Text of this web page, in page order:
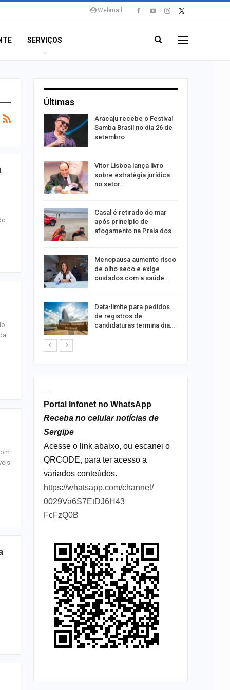
Webmail
SERVIÇOS
Últimas
canal
60
após
de
Aracaju recebe o Festival
Samba Brasil no dia 26 de
setembro
Vitor Lisboa lança livro
sobre estratégia jurídica
no setor…
Casal é retirado do mar
após princípio de
afogamento na Praia dos…
Menopausa aumento risco
de olho seco e exige
cuidados com a saúde…
Data-limite para pedidos
de registros de
candidaturas termina dia…
----
Portal Infonet no WhatsApp
Receba no celular notícias de
Sergipe
Acesse o link abaixo, ou escanei o
QRCODE, para ter acesso a
variados conteúdos.
https://whatsapp.com/channel/
0029Va6S7EtDJ6H43
FcFzQ0B